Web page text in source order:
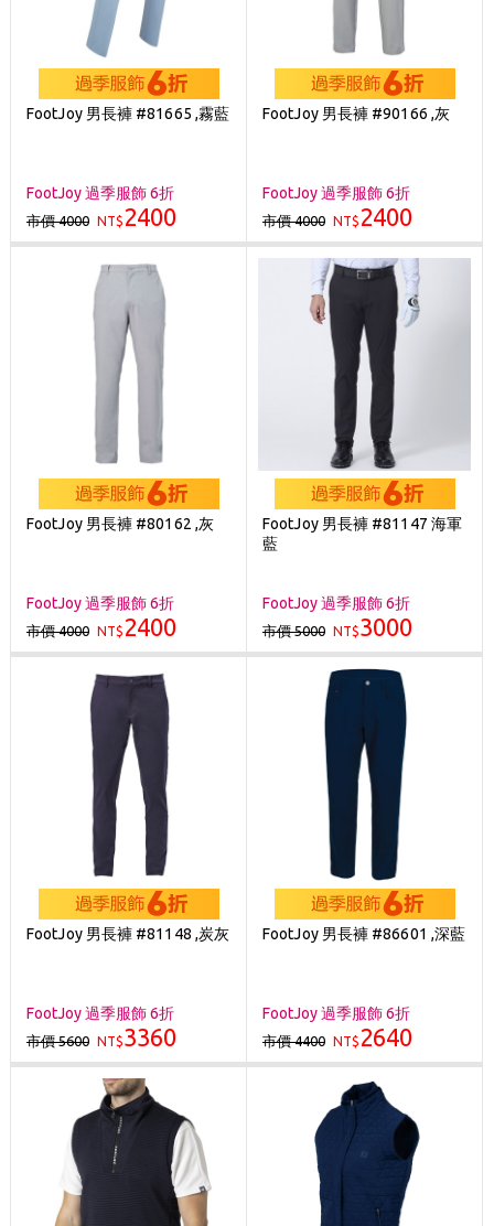
FootJoy 男長褲 #81665 ,霧藍
FootJoy 過季服飾 6折
市價 4000 NT$ 2400
FootJoy 男長褲 #90166 ,灰
FootJoy 過季服飾 6折
市價 4000 NT$ 2400
FootJoy 男長褲 #80162 ,灰
FootJoy 過季服飾 6折
市價 4000 NT$ 2400
FootJoy 男長褲 #81147 海軍
藍
FootJoy 過季服飾 6折
市價 5000 NT$3000
FootJoy 男長褲 #81148 ,炭灰
FootJoy 過季服飾 6折
市價 5600 NT$3360
FootJoy 男長褲 #86601 ,深藍
FootJoy 過季服飾 6折
市價 4400 NT$ 2640